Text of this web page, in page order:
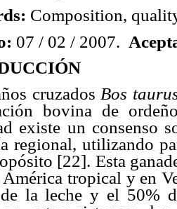
Composition,
07 / 02 / 2007.
cruzados Bos
bovina de
existe un consenso
regional, utilizando
[22]. Esta
América tropical y en
la leche y el 50%